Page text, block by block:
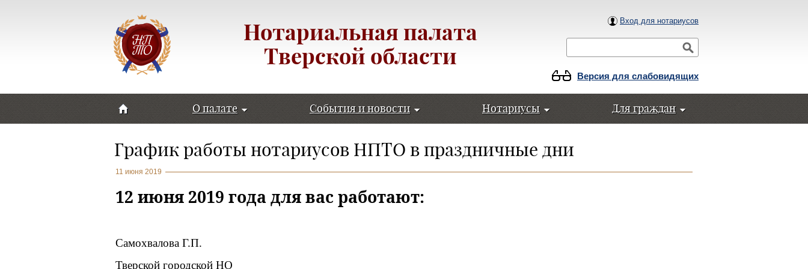
Нотариальная палата
Тверской области
Вход для нотариусов
Версия для слабовидящих
О палате События и новости Нотариусы Для граждан
График работы нотариусов НПТО в праздничные дни
11 июня 2019
12 июня 2019 года для вас работают:
Самохвалова Г.П.
Тверской городской НО